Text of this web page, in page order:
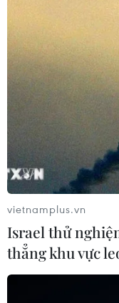
vietnamplus.vn
Israel thử
thẳng khu vực